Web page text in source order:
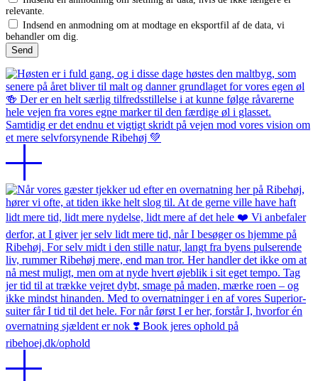
relevante.
Indsend en anmodning om at modtage en eksportfil af de data, vi
behandler om dig.